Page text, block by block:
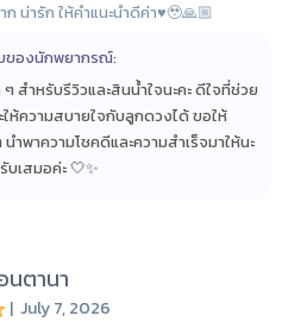
น่ารัก ให้คำแนะนำดีค่า♥️🥹🙏🏼
ของนักพยากรณ์:
สำหรับรีวิวและสินน้ำใจนะคะ ดีใจที่ช่วย
ห้ความสบายใจกับลูกดวงได้ ขอให้
ำพาความโชคดีและความสำเร็จมาให้นะ
เสมอค่ะ 🤍✨
นตานา
| July 7, 2026